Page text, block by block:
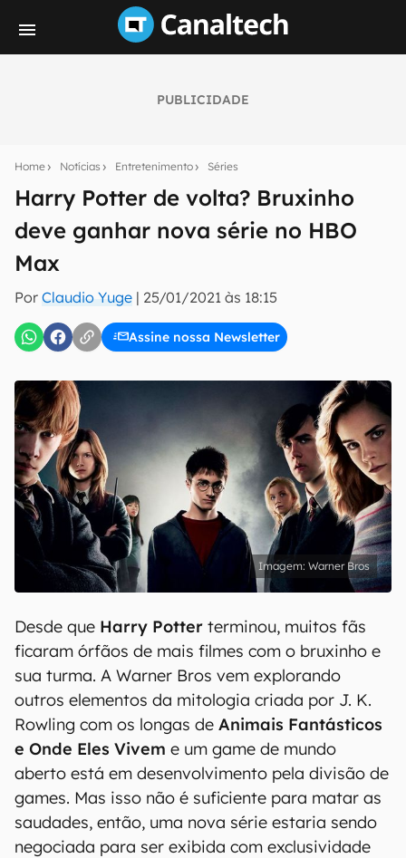
PUBLICIDADE
Home Notícias Entretenimento Séries
Harry Potter de volta? Bruxinho
deve ganhar nova série no HBO
Max
Por Claudio Yuge | 25/01/2021 às 18:15
Assine nossa Newsletter
notícias e reviews sobre tecnologia em primeira
E-mail
inscreva-se
Uso e Política de Privacidade do Canaltech.
Warner Bros
Desde que Harry Potter terminou, muitos fãs
ficaram órfãos de mais filmes com o bruxinho e
sua turma. A Warner Bros vem explorando
outros elementos da mitologia criada por J. K.
Rowling com os longas de Animais Fantásticos
e Onde Eles Vivem e um game de mundo
aberto está em desenvolvimento pela divisão de
games. Mas isso não é suficiente para matar as
saudades, então, uma nova série estaria sendo
negociada para ser exibida com exclusividade